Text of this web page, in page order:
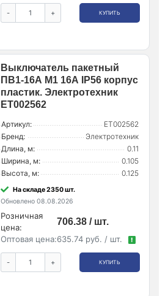
- + КУПИТЬ
Выключатель пакетный
ПВ1-16А М1 16А IP56 корпус
пластик. Электротехник
ET002562
Артикул:
ET002562
Бренд:
Электротехник
Длина, м:
0.11
Ширина, м:
0.105
Высота, м:
0.125
На складе 2350 шт.
Обновлено 08.08.2026
Розничная
цена:
706.38 / шт.
Оптовая цена:635.74 руб. / шт. !
- + КУПИТЬ